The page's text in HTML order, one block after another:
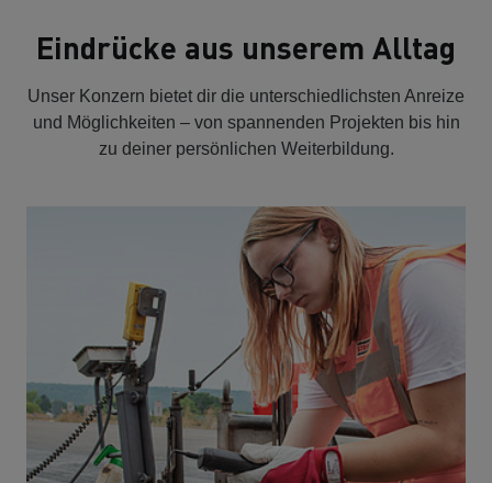
Eindrücke aus unserem Alltag
Unser Konzern bietet dir die unterschiedlichsten Anreize
und Möglichkeiten – von spannenden Projekten bis hin
zu deiner persönlichen Weiterbildung.